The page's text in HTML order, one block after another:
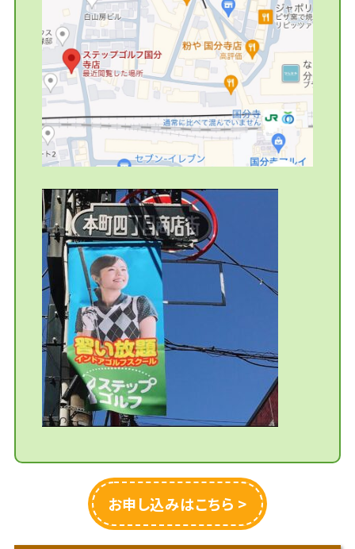
お申し込みはこちら >